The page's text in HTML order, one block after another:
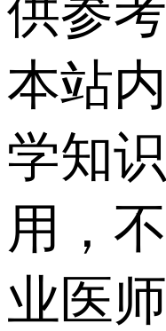
供参考
本站
学知
用，
业医